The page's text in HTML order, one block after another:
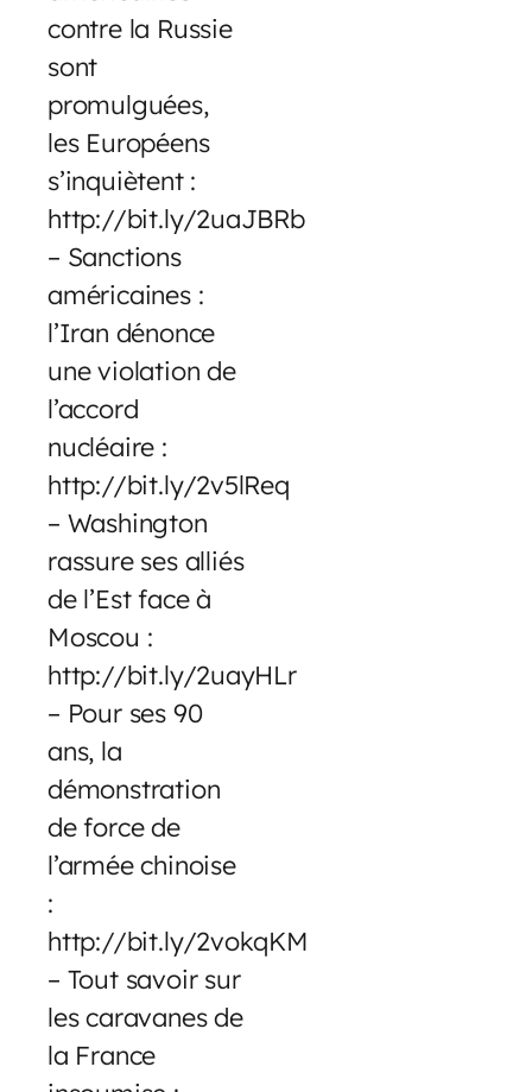
contre la Russie
sont
promulguées,
les Européens
s’inquiètent :
http://bit.ly/2uaJBRb
– Sanctions
américaines :
l’Iran dénonce
une violation de
l’accord
nucléaire :
http://bit.ly/2v5lReq
– Washington
rassure ses alliés
de l’Est face à
Moscou :
http://bit.ly/2uayHLr
– Pour ses 90
ans, la
démonstration
de force de
l’armée chinoise
:
http://bit.ly/2vokqKM
– Tout savoir sur
les caravanes de
la France